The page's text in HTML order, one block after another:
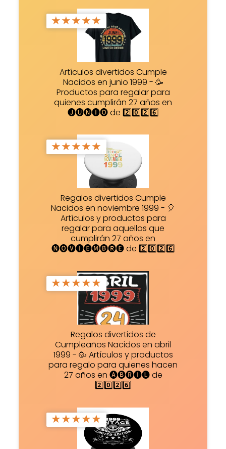
★★★★★
Artículos divertidos Cumple
Nacidos en junio 1999 - 🥳
Productos para regalar para
quienes cumplirán 27 años en
🅙🅤🅝🅘🅞 de 2️⃣0️⃣2️⃣6️⃣
★★★★★
Regalos divertidos Cumple
Nacidos en noviembre 1999 - 🎈
Artículos y productos para
regalar para aquellos que
cumplirán 27 años en
🅝🅞🅥🅘🅔🅜🅑🅡🅔 de 2️⃣0️⃣2️⃣6️⃣
★★★★★
Regalos divertidos de
Cumpleaños Nacidos en abril
1999 - 🥳 Artículos y productos
para regalo para quienes hacen
27 años en 🅐🅑🅡🅘🅛 de
2️⃣0️⃣2️⃣6️⃣
★★★★★